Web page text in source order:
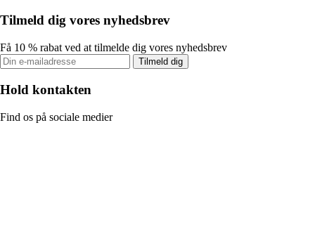
Tilmeld dig vores nyhedsbrev
Få 10 % rabat ved at tilmelde dig vores nyhedsbrev
Tilmeld dig
Hold kontakten
Find os på sociale medier